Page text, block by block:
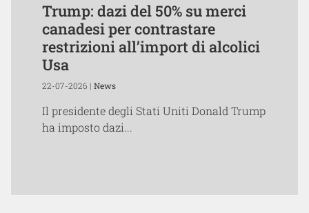
Trump: dazi del 50% su merci
canadesi per contrastare
restrizioni all’import di alcolici
Usa
22-07-2026 | News
Il presidente degli Stati Uniti Donald Trump
ha imposto dazi...